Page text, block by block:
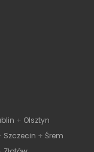
Olsztyn
Szczecin
Śrem